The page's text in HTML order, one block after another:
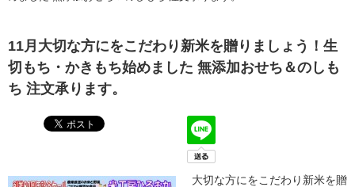
11月大切な方にをこだわり新米を贈りましょう！生
切もち・かきもち始めました 無添加おせち＆のしも
ち 注文承ります。
大切な方にをこだわり新米を贈